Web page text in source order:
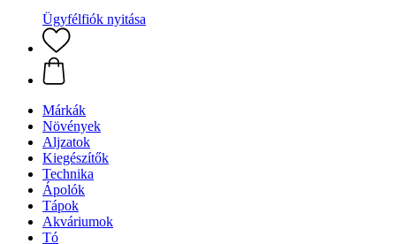
Ügyfélfiók nyitása
Márkák
Növények
Aljzatok
Kiegészítők
Technika
Ápolók
Tápok
Akváriumok
Tó